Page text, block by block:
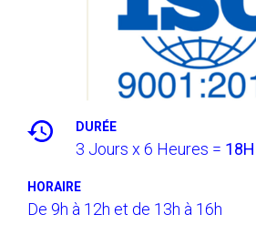
DURÉE
3 Jours x 6 Heures = 18H
HORAIRE
De 9h à 12h et de 13h à 16h